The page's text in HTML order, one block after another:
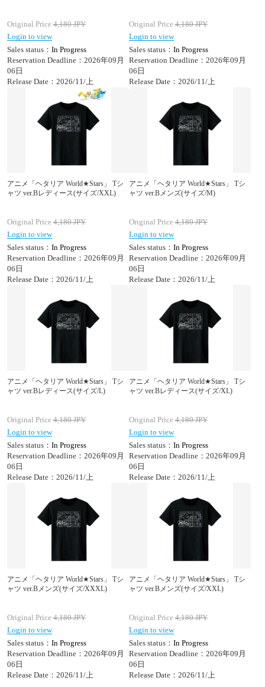
Original Price 4,180JPY
Login to view
Sales status： In Progress
Reservation Deadline：2026年09月
06日
Release Date：2026/11/上
Original Price 4,180JPY
Login to view
Sales status： In Progress
Reservation Deadline：2026年09月
06日
Release Date：2026/11/上
アニメ「ヘタリア World★Stars」 Tシ
ャツ ver.Bレディース(サイズ/XXL)
Original Price 4,180JPY
Login to view
Sales status： In Progress
Reservation Deadline：2026年09月
06日
Release Date：2026/11/上
アニメ「ヘタリア World★Stars」 Tシ
ャツ ver.Bメンズ(サイズ/M)
Original Price 4,180JPY
Login to view
Sales status： In Progress
Reservation Deadline：2026年09月
06日
Release Date：2026/11/上
アニメ「ヘタリア World★Stars」 Tシ
ャツ ver.Bレディース(サイズ/L)
Original Price 4,180JPY
Login to view
Sales status： In Progress
Reservation Deadline：2026年09月
06日
Release Date：2026/11/上
アニメ「ヘタリア World★Stars」 Tシ
ャツ ver.Bレディース(サイズ/XL)
Original Price 4,180JPY
Login to view
Sales status： In Progress
Reservation Deadline：2026年09月
06日
Release Date：2026/11/上
アニメ「ヘタリア World★Stars」 Tシ
ャツ ver.Bメンズ(サイズ/XXXL)
Original Price 4,180JPY
Login to view
Sales status： In Progress
Reservation Deadline：2026年09月
06日
Release Date：2026/11/上
アニメ「ヘタリア World★Stars」 Tシ
ャツ ver.Bメンズ(サイズ/XXL)
Original Price 4,180JPY
Login to view
Sales status： In Progress
Reservation Deadline：2026年09月
06日
Release Date：2026/11/上